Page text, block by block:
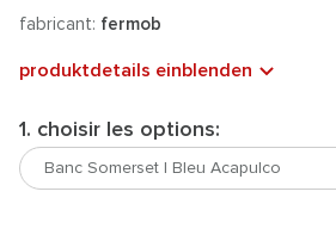
fabricant: fermob
produktdetails einblenden
1. choisir les options: